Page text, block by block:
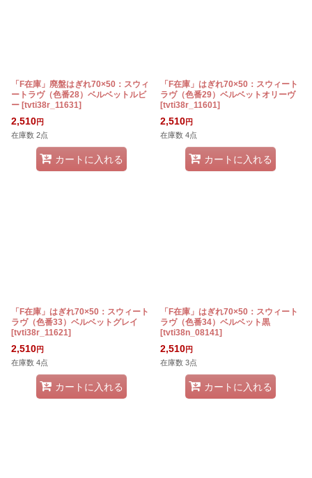
「F在庫」廃盤はぎれ70×50：スウィ
ートラヴ（色番28）ベルベットルビ
ー [tvti38r_11631]
2,510円
在庫数 2点
カートに入れる
「F在庫」はぎれ70×50：スウィート
ラヴ（色番29）ベルベットオリーヴ
[tvti38r_11601]
2,510円
在庫数 4点
カートに入れる
「F在庫」はぎれ70×50：スウィート
ラヴ（色番33）ベルベットグレイ
[tvti38r_11621]
2,510円
在庫数 4点
カートに入れる
「F在庫」はぎれ70×50：スウィート
ラヴ（色番34）ベルベット黒
[tvti38n_08141]
2,510円
在庫数 3点
カートに入れる